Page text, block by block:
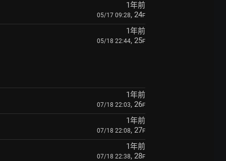
1年前
05/17 09:28, 24F
1年前
05/18 22:44, 25F
1年前
07/18 22:03, 26F
1年前
07/18 22:08, 27F
1年前
07/18 22:38, 28F